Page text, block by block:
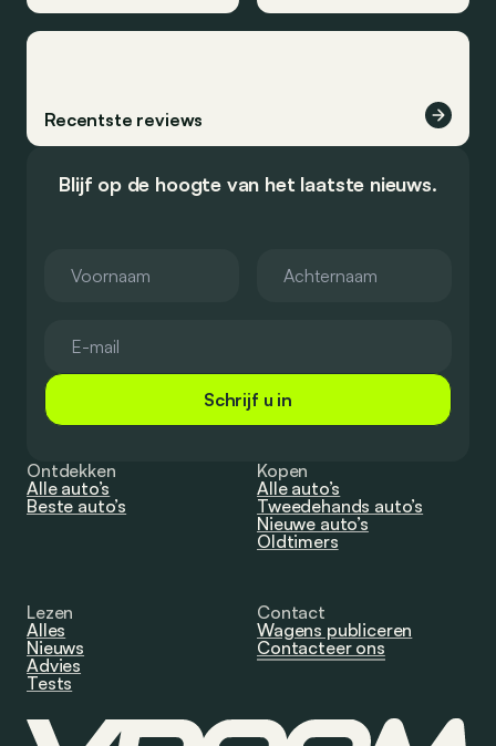
Recentste reviews
Blijf op de hoogte van het laatste nieuws.
Schrijf u in
Ontdekken
Alle auto’s
Beste auto’s
Kopen
Alle auto’s
Tweedehands auto’s
Nieuwe auto’s
Oldtimers
Lezen
Alles
Nieuws
Advies
Tests
Contact
Wagens publiceren
Contacteer ons